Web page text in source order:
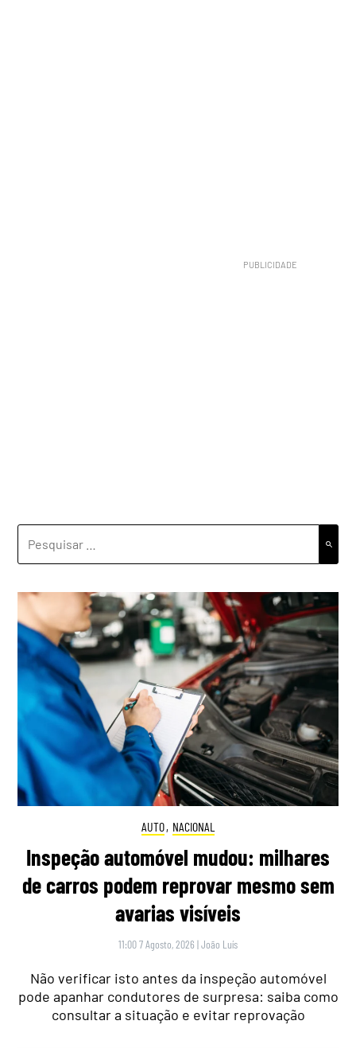
AUTO, NACIONAL
Inspeção automóvel mudou: milhares
de carros podem reprovar mesmo sem
avarias visíveis
11:00 7 Agosto, 2026 |João Luís
Não verificar isto antes da inspeção automóvel
pode apanhar condutores de surpresa: saiba como
consultar a situação e evitar reprovação